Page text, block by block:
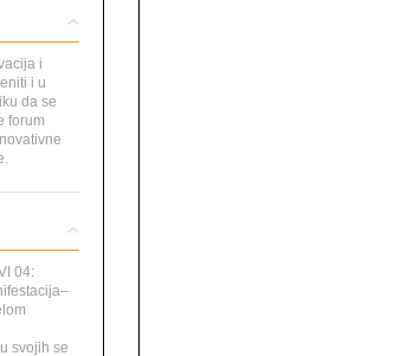
i
i u
da se
forum
04:
svojih se